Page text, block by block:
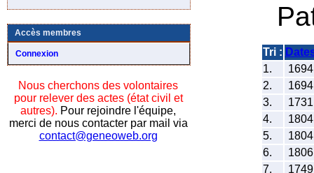
Accès membres
Connexion
Nous cherchons des volontaires
pour relever des actes (état civil et
autres). Pour rejoindre l'équipe,
merci de nous contacter par mail via
contact@geneoweb.org
Tri :
1.
2.
3.
4.
5.
6.
7.